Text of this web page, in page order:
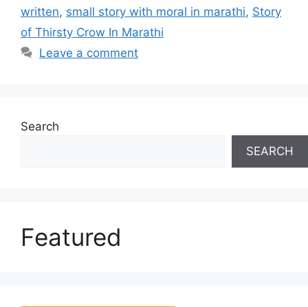
written, small story with moral in marathi, Story
of Thirsty Crow In Marathi
Leave a comment
Search
SEARCH
Featured